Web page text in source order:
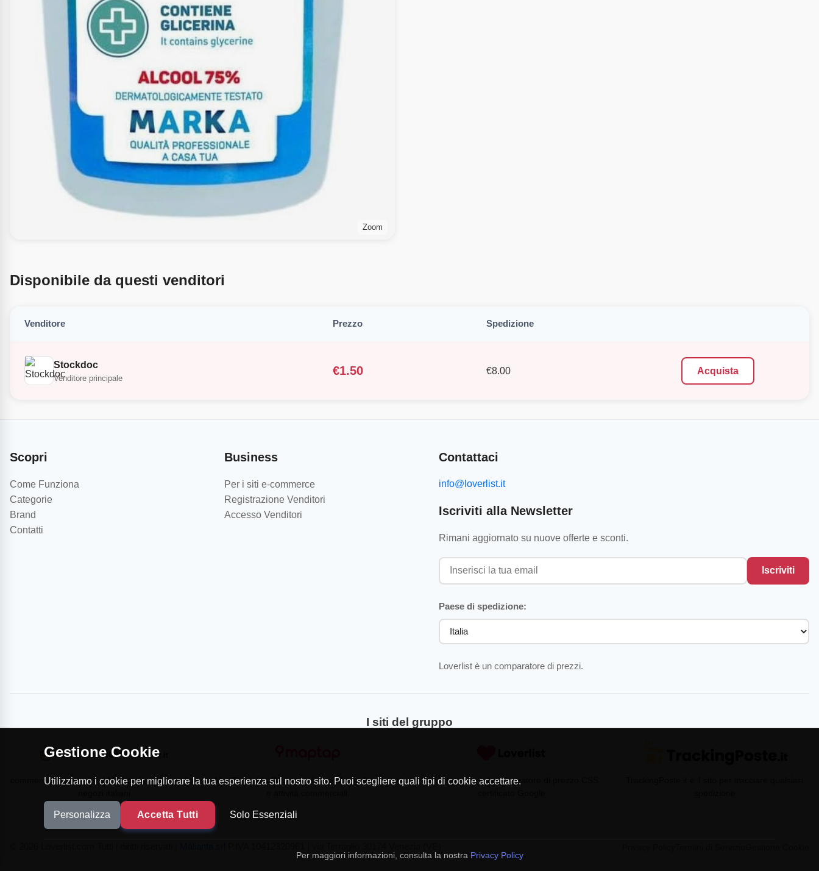
Zoom
Disponibile da questi venditori
Venditore Prezzo Spedizione
Stockdoc
Venditore principale
€1.50 €8.00 Acquista
Scopri
Come Funziona
Categorie
Brand
Contatti
Business
Per i siti e-commerce
Registrazione Venditori
Accesso Venditori
Contattaci
info@loverlist.it
Iscriviti alla Newsletter
Rimani aggiornato su nuove offerte e sconti.
Iscriviti
Paese di spedizione:
Loverlist è un comparatore di prezzi.
I siti del gruppo
commercioVirtuoso.it è il Marketplace dei migliori
MapTap.it è la Directory di aziende professionisti
Loverlist.com è il comparatore di prezzo CSS
Gestione Cookie
Utilizziamo i cookie per migliorare la tua esperienza sul nostro sito. Puoi scegliere quali tipi di cookie accettare.
Personalizza Accetta Tutti Solo Essenziali
Per maggiori informazioni, consulta la nostra Privacy Policy